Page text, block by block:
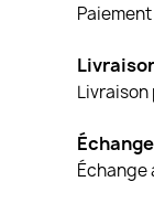
Livraison
Échange